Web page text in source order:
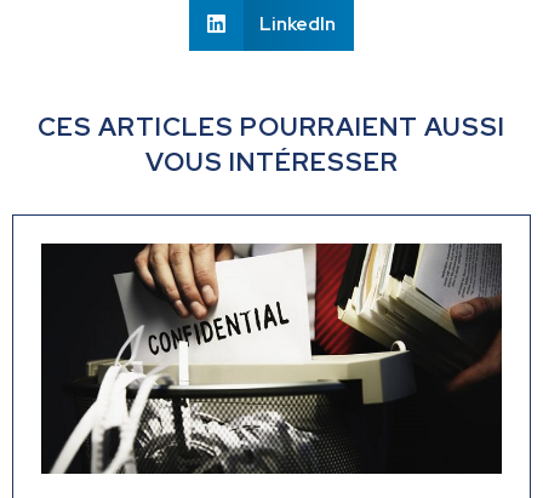
LinkedIn
CES ARTICLES POURRAIENT AUSSI
VOUS INTÉRESSER